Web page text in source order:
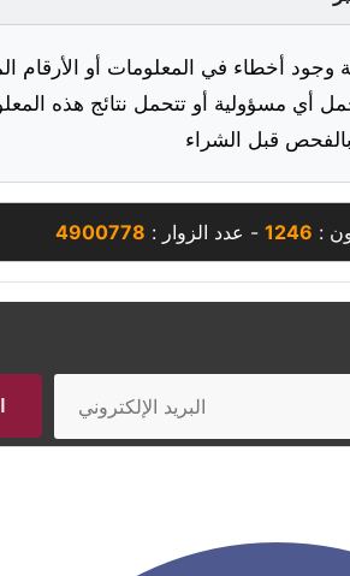
أخطاء في المعلومات أو الأرقام
أي مسؤولية أو تتحمل نتائج هذه
:
1246 - عدد الزوار : 4900778